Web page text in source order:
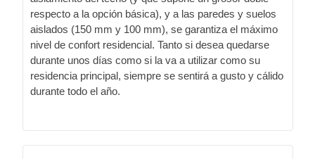
respecto a la opción básica), y a las paredes y suelos
aislados (150 mm y 100 mm), se garantiza el máximo
nivel de confort residencial. Tanto si desea quedarse
durante unos días como si la va a utilizar como su
residencia principal, siempre se sentirá a gusto y cálido
durante todo el año.